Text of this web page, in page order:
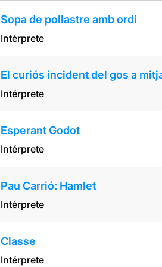
Sopa de pollastre amb ordi
Intérprete
El curiós incident del gos a
Intérprete
Esperant Godot
Intérprete
Pau Carrió: Hamlet
Intérprete
Classe
Intérprete